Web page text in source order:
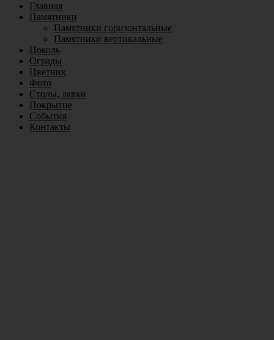
Главная
Памятники
Памятники горизонтальные
Памятники вертикальные
Цоколь
Ограды
Цветник
Фото
Столы, лавки
Покрытие
События
Контакты